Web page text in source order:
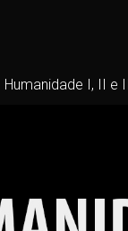
Humanidade I, II e III